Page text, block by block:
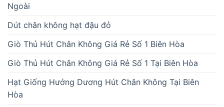
Ngoài
Dút chân không hạt đậu đỏ
Giò Thủ Hút Chân Không Giá Rẻ Số 1 Biên Hòa
Giò Thủ Hút Chân Không Giá Rẻ Số 1 Tại Biên Hòa
Hạt Giống Hướng Dương Hút Chân Không Tại Biên
Hòa